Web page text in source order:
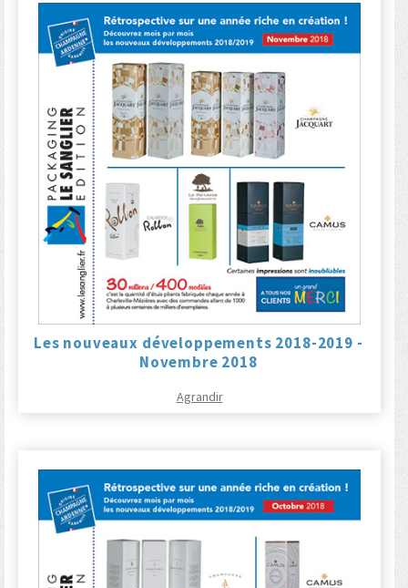
Les nouveaux développements 2018-2019 -
Novembre 2018
Agrandir